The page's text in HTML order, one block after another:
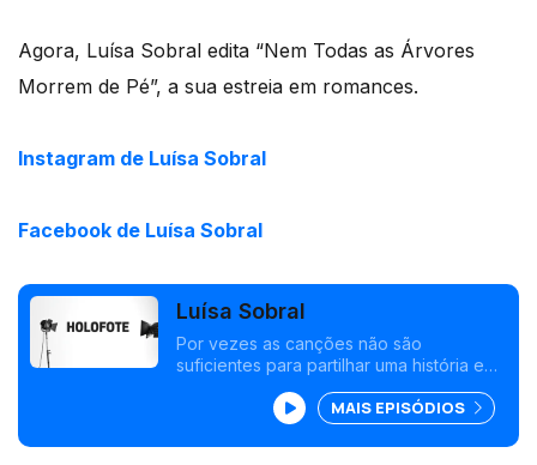
Agora, Luísa Sobral edita “Nem Todas as Árvores
Morrem de Pé”, a sua estreia em romances.
Instagram de Luísa Sobral
Facebook de Luísa Sobral
Luísa Sobral
Por vezes as canções não são
suficientes para partilhar uma história e
cantautora: "Nem Todas as Árvores
Morrem de Pé".
MAIS EPISÓDIOS